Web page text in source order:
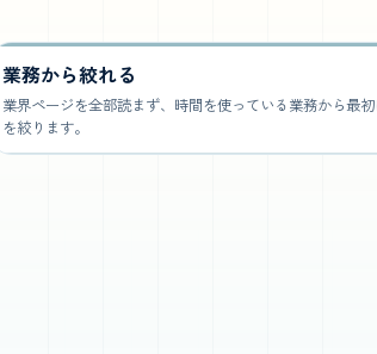
業務から絞れる
業界ページを全部読まず、時間を使っている業務から最
を絞ります。